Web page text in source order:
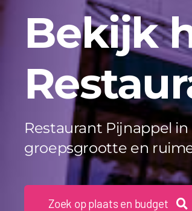
Bekijk
Restaurant Pijnappel
groepsgrootte en
Zoek op plaats en budget